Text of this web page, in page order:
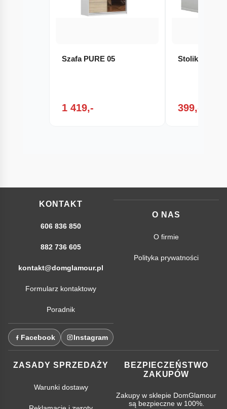
Szafa PURE 05
1 419,-
Stolik nocny
399,-
KONTAKT
606 836 850
882 736 605
kontakt@domglamour.pl
Formularz kontaktowy
Poradnik
Facebook Instagram
O NAS
O firmie
Polityka prywatności
ZASADY SPRZEDAŻY
Warunki dostawy
BEZPIECZEŃSTWO
ZAKUPÓW
Zakupy w sklepie DomGlamour
są bezpieczne w 100%.